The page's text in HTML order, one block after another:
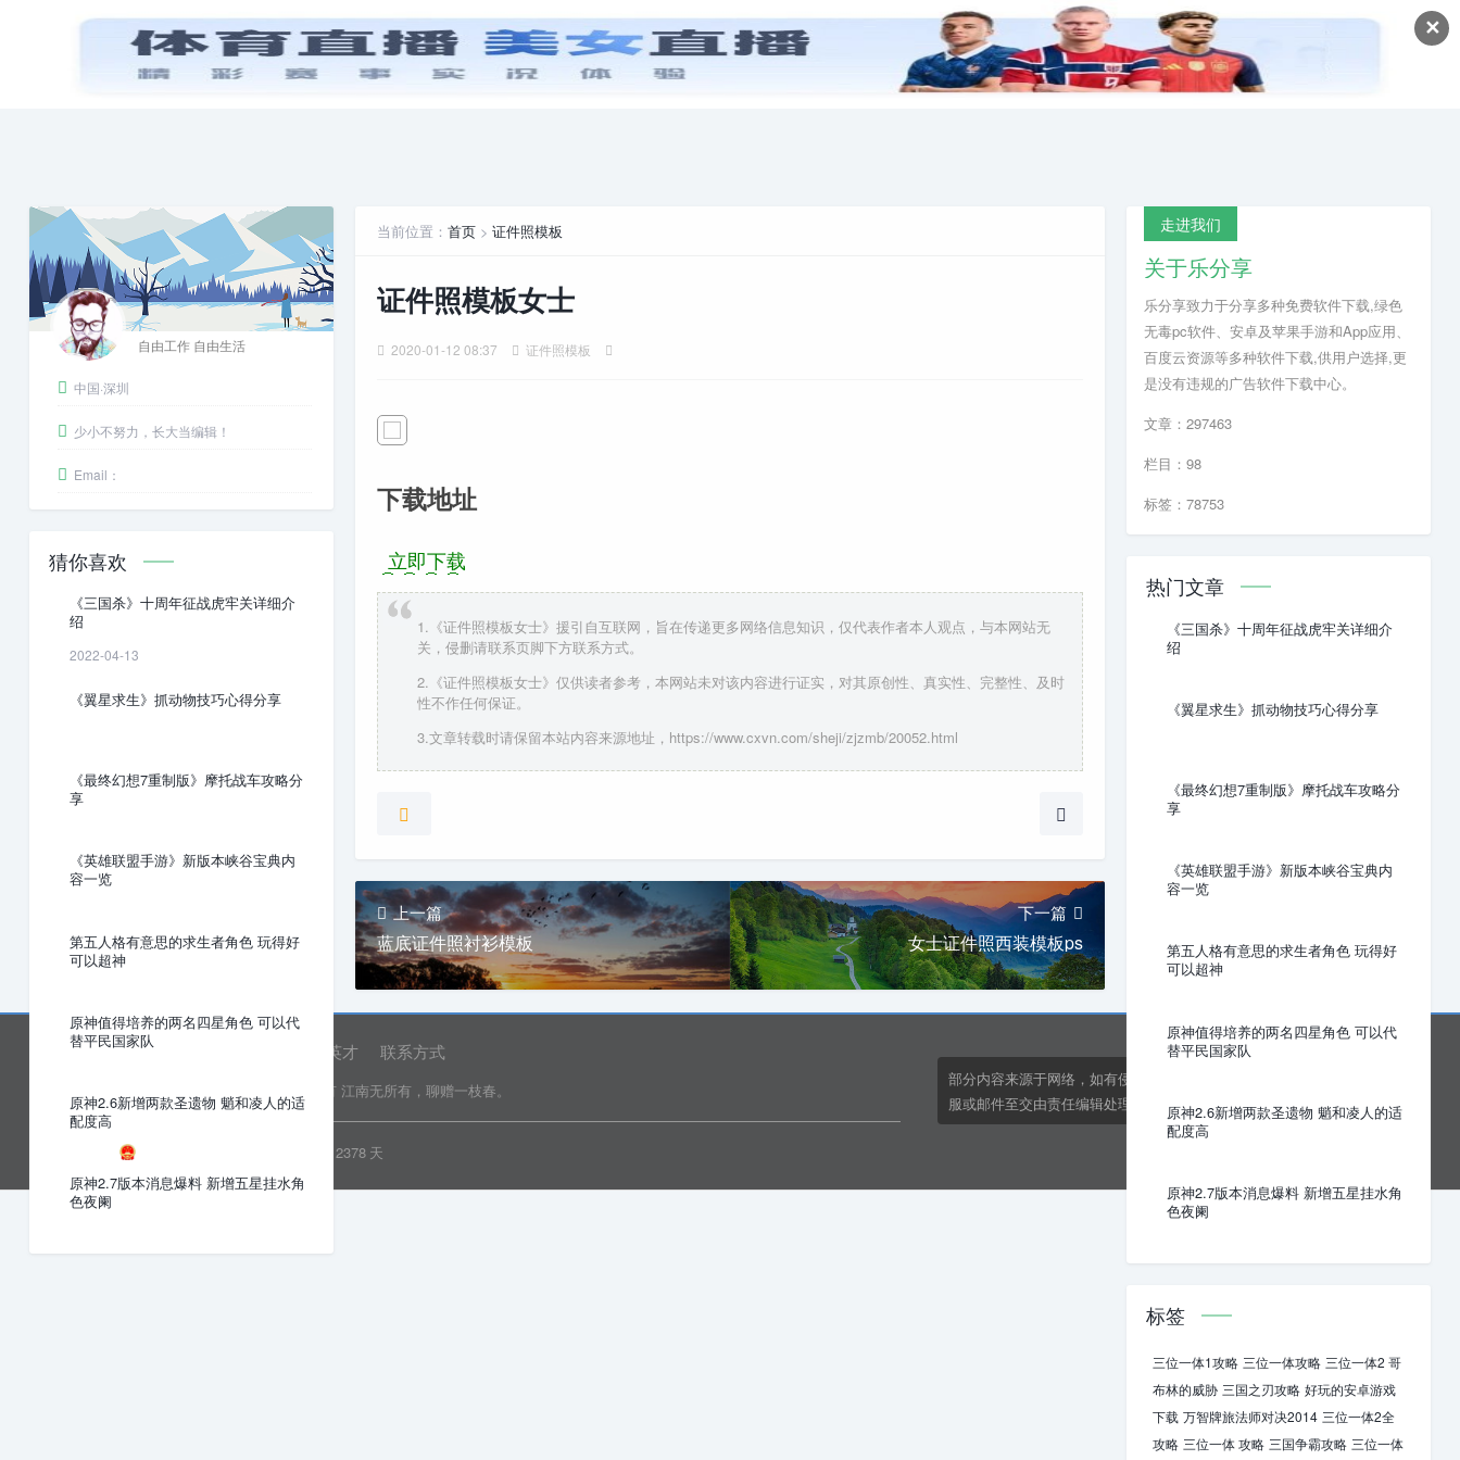
✕
首页 PPT模板 娱乐八卦 安卓游戏 游戏攻略 电脑游戏
当前位置： 首页> 证件照模板
证件照模板女士
2020-01-12 08:37 证件照模板
下载地址
立即下载
1.《证件照模板女士》援引自互联网，旨在传递更多网络信息知识，仅代表作者本人观点，与本网站无
关，侵删请联系页脚下方联系方式。
2.《证件照模板女士》仅供读者参考，本网站未对该内容进行证实，对其原创性、真实性、完整性、及时
性不作任何保证。
3.文章转载时请保留本站内容来源地址，https://www.cxvn.com/sheji/zjzmb/20052.html
上一篇
蓝底证件照衬衫模板
下一篇
女士证件照西装模板ps
自由工作 自由生活
中国·深圳
少小不努力，长大当编辑！
Email：
猜你喜欢
《三国杀》十周年征战虎牢关详细介
绍
2022-04-13
《翼星求生》抓动物技巧心得分享
《最终幻想7重制版》摩托战车攻略分
享
《英雄联盟手游》新版本峡谷宝典内
容一览
第五人格有意思的求生者角色 玩得好
可以超神
原神值得培养的两名四星角色 可以代
替平民国家队
原神2.6新增两款圣遗物 魈和凌人的适
配度高
原神2.7版本消息爆料 新增五星挂水角
色夜阑
走进我们
关于乐分享
乐分享致力于分享多种免费软件下载,绿色
无毒pc软件、安卓及苹果手游和App应用、
百度云资源等多种软件下载,供用户选择,更
是没有违规的广告软件下载中心。
文章：297463
栏目：98
标签：78753
热门文章
《三国杀》十周年征战虎牢关详细介
绍
《翼星求生》抓动物技巧心得分享
《最终幻想7重制版》摩托战车攻略分
享
《英雄联盟手游》新版本峡谷宝典内
容一览
第五人格有意思的求生者角色 玩得好
可以超神
原神值得培养的两名四星角色 可以代
替平民国家队
原神2.6新增两款圣遗物 魈和凌人的适
配度高
原神2.7版本消息爆料 新增五星挂水角
色夜阑
标签
三位一体1攻略 三位一体攻略 三位一体2 哥
布林的威胁 三国之刃攻略 好玩的安卓游戏
下载 万智牌旅法师对决2014 三位一体2全
攻略 三位一体 攻略 三国争霸攻略 三位一体
网站首页 诚聘英才 联系方式
Copyright © 2022 乐分享 版权所有 江南无所有，聊赠一枝春。
部分内容来源于网络，如有侵权或内容纠错请联系网站在线客
服或邮件至交由责任编辑处理。kens24dft@hotmail.com
2378 天